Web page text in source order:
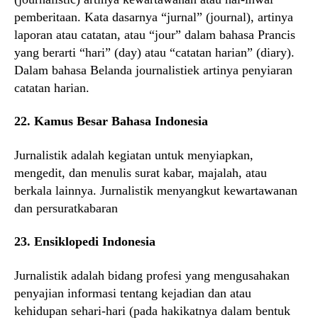
pemberitaan. Kata dasarnya “jurnal” (journal), artinya
laporan atau catatan, atau “jour” dalam bahasa Prancis
yang berarti “hari” (day) atau “catatan harian” (diary).
Dalam bahasa Belanda journalistiek artinya penyiaran
catatan harian.
22. Kamus Besar Bahasa Indonesia
Jurnalistik adalah kegiatan untuk menyiapkan,
mengedit, dan menulis surat kabar, majalah, atau
berkala lainnya. Jurnalistik menyangkut kewartawanan
dan persuratkabaran
23. Ensiklopedi Indonesia
Jurnalistik adalah bidang profesi yang mengusahakan
penyajian informasi tentang kejadian dan atau
kehidupan sehari-hari (pada hakikatnya dalam bentuk